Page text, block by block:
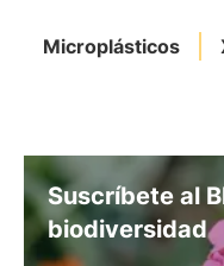
Microplásticos
Suscríbete al
biodiversidad